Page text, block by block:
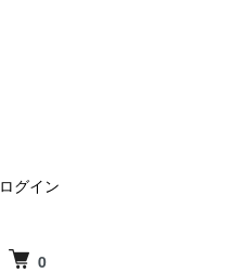
0
ログイン